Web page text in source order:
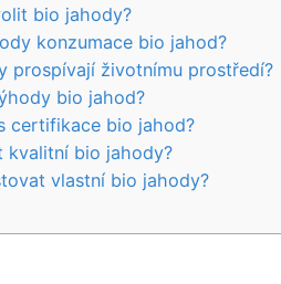
bio jahody?
konzumace bio ​jahod?
prospívají životnímu prostředí?
bio jahod?
certifikace⁣ bio jahod?
kvalitní bio ‍jahody?
vlastní bio jahody?